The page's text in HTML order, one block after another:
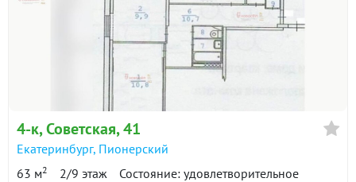
4-к, Советская, 41
Екатеринбург, Пионерский
63 м2 2/9 этаж Состояние: удовлетворительное